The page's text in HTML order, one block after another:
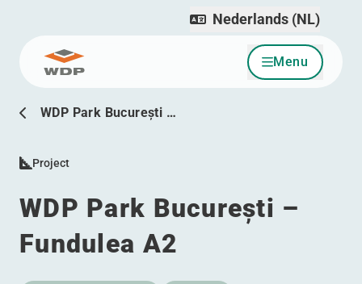
Ga naar inhoud Menu
Nederlands (NL)
WDP Park București …
Project
WDP Park București –
Fundulea A2